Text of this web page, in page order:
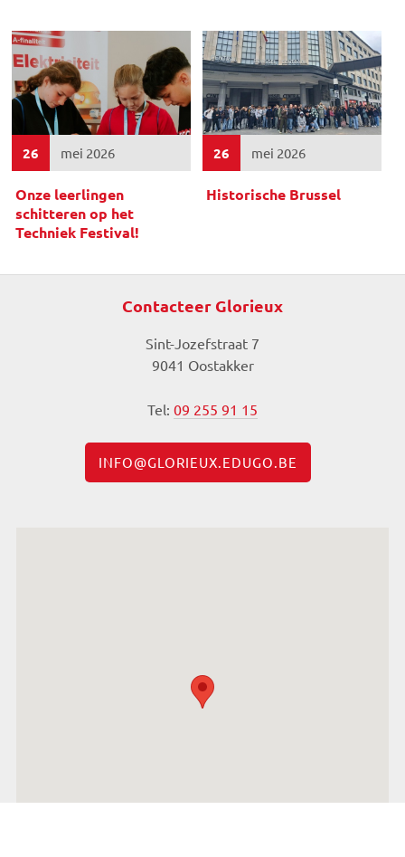
26 mei 2026
Onze leerlingen
schitteren op het
Techniek Festival!
26 mei 2026
Historische Brussel
Contacteer Glorieux
Sint-Jozefstraat 7
9041 Oostakker
Tel: 09 255 91 15
INFO@GLORIEUX.EDUGO.BE